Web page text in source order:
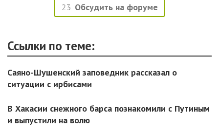
23 Обсудить на форуме
Ссылки по теме:
Саяно-Шушенский заповедник рассказал о
ситуации с ирбисами
В Хакасии снежного барса познакомили с Путиным
и выпустили на волю